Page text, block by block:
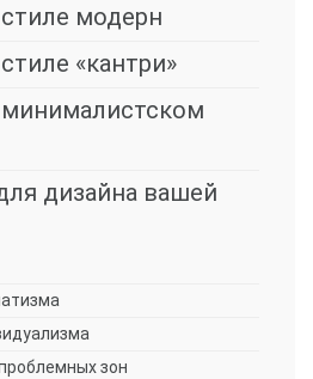
модерн
«кантри»
дизайна вашей
зон